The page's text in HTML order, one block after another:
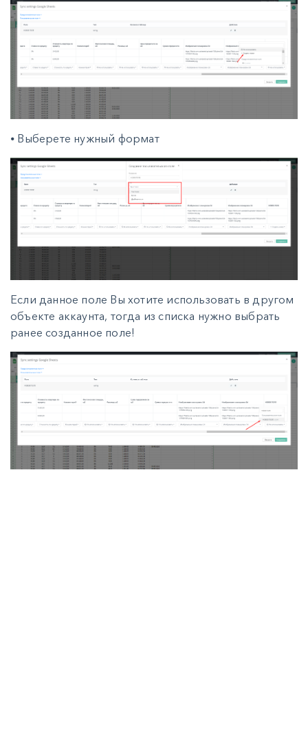
⦁ Выберете нужный формат
Если данное поле Вы хотите использовать в другом
объекте аккаунта, тогда из списка нужно выбрать
ранее созданное поле!